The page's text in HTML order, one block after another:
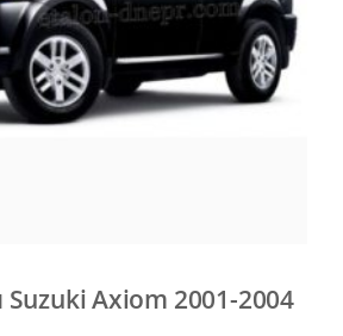
Axiom 2001-2004